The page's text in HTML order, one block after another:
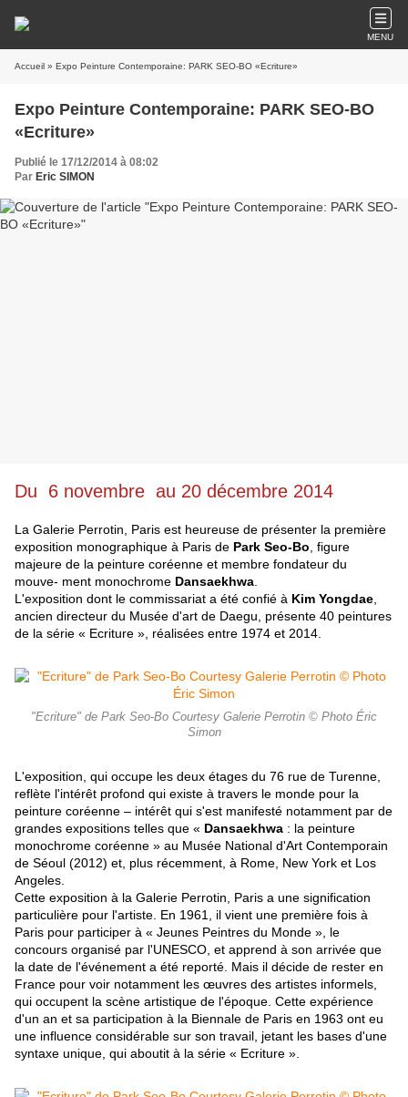
MENU
Accueil » Expo Peinture Contemporaine: PARK SEO-BO «Ecriture»
Expo Peinture Contemporaine: PARK SEO-BO
«Ecriture»
Publié le 17/12/2014 à 08:02
Par Eric SIMON
Du 6 novembre au 20 décembre 2014
La Galerie Perrotin, Paris est heureuse de présenter la première
exposition monographique à Paris de Park Seo-Bo , figure
majeure de la peinture coréenne et membre fondateur du
mouve- ment monochrome Dansaekhwa
L'exposition dont le commissariat a été confié à Kim Yongdae
ancien directeur du Musée d'art de Daegu, présente 40 peintures
de la série « Ecriture », réalisées entre 1974 et 2014.
"Ecriture" de Park Seo-Bo Courtesy Galerie Perrotin © Photo Éric
Simon
L'exposition, qui occupe les deux étages du 76 rue de Turenne,
reflète l'intérêt profond qui existe à travers le monde pour la
peinture coréenne – intérêt qui s'est manifesté notamment par de
grandes expositions telles que « Dansaekhwa : la peinture
monochrome coréenne » au Musée National d'Art Contemporain
de Séoul (2012) et, plus récemment, à Rome, New York et Los
Angeles.
Cette exposition à la Galerie Perrotin, Paris a une signification
particulière pour l'artiste. En 1961, il vient une première fois à
Paris pour participer à « Jeunes Peintres du Monde », le
concours organisé par l'UNESCO, et apprend à son arrivée que
la date de l'événement a été reporté. Mais il décide de rester en
France pour voir notamment les œuvres des artistes informels,
qui occupent la scène artistique de l'époque. Cette expérience
d'un an et sa participation à la Biennale de Paris en 1963 ont eu
une influence considérable sur son travail, jetant les bases d'une
syntaxe unique, qui aboutit à la série « Ecriture ».